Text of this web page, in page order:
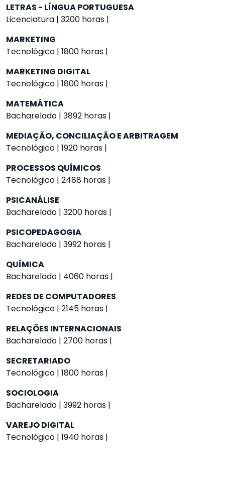
LETRAS - LÍNGUA PORTUGUESA
Licenciatura | 3200 horas |
MARKETING
Tecnológico | 1800 horas |
MARKETING DIGITAL
Tecnológico | 1800 horas |
MATEMÁTICA
Bacharelado | 3892 horas |
MEDIAÇÃO, CONCILIAÇÃO E ARBITRAGEM
Tecnológico | 1920 horas |
PROCESSOS QUÍMICOS
Tecnológico | 2488 horas |
PSICANÁLISE
Bacharelado | 3200 horas |
PSICOPEDAGOGIA
Bacharelado | 3992 horas |
QUÍMICA
Bacharelado | 4060 horas |
REDES DE COMPUTADORES
Tecnológico | 2145 horas |
RELAÇÕES INTERNACIONAIS
Bacharelado | 2700 horas |
SECRETARIADO
Tecnológico | 1800 horas |
SOCIOLOGIA
Bacharelado | 3992 horas |
VAREJO DIGITAL
Tecnológico | 1940 horas |